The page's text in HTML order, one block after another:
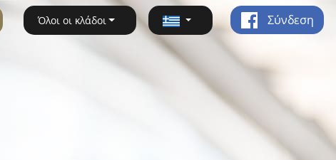
Όλοι οι κλάδοι Σύνδεση